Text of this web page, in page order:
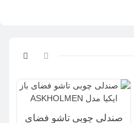
صندلی چوبی تاشو فضای